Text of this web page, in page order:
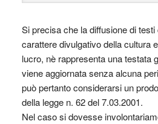
Si precisa che la diffusione di
carattere divulgativo della cultura
lucro, nè rappresenta una testata
viene aggiornata senza alcuna
può pertanto considerarsi un
della legge n. 62 del 7.03.2001.
Nel caso si dovesse